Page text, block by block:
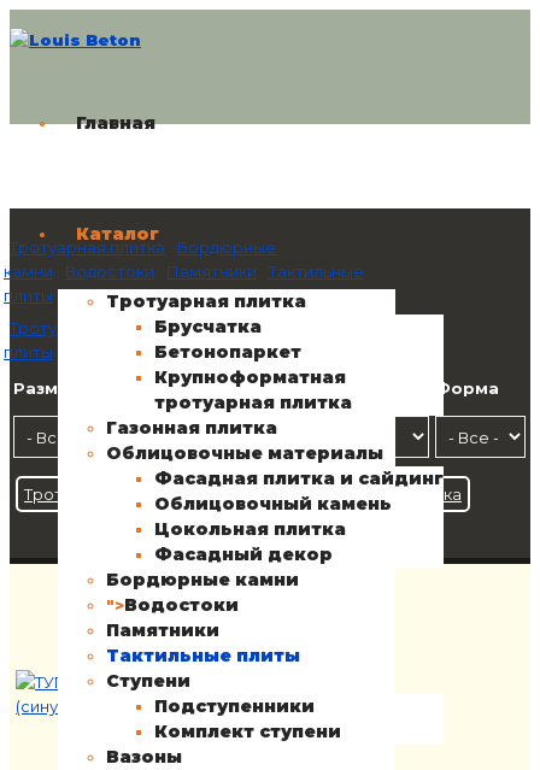
Главная
Каталог
Тротуарная плитка
Брусчатка
Бетонопаркет
Крупноформатная
тротуарная плитка
Газонная плитка
Облицовочные материалы
Фасадная плитка и сайдинг
Облицовочный камень
Цокольная плитка
Фасадный декор
Бордюрные камни
">Водостоки
Памятники
Тактильные плиты
Ступени
Подступенники
Комплект ступени
Вазоны
Тротуарная плитка
Бордюрные
камни
Водостоки Памятники
Тактильные
плиты
Ступени Вазоны
Фасадная плитка
Тротуарная плитка
Памятники
плиты
Вазоны
Облицовочные материалы
Размер
Материал Фактура Форма
Тротуарная плитка Цокольная плитка